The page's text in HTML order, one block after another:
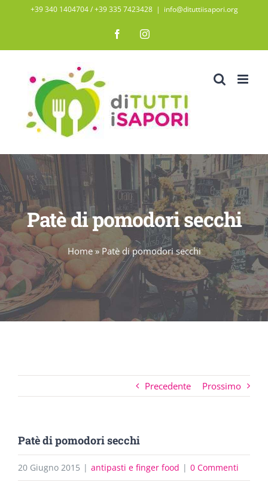
contenuto
+39 340 1404704 / ‭+39 335 7423428‬ | info@dituttiisapori.org
FacebookInstagram
Patè di pomodori secchi
Home» Patè di pomodori secchi
Precedente Prossimo
Patè di pomodori secchi
20 Giugno 2015 | antipasti e finger food | 0 Commenti